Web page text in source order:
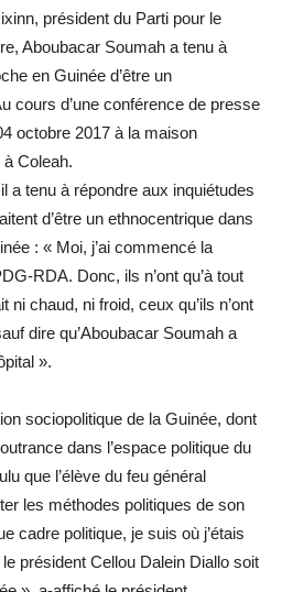
président du Parti pour le
Aboubacar Soumah a tenu à
en Guinée d’être un
Au cours d’une conférence de presse
octobre 2017 à la maison
Coleah.
a tenu à répondre aux inquiétudes
d’être un ethnocentrique dans
: « Moi, j’ai commencé la
RDA. Donc, ils n’ont qu’à tout
chaud, ni froid, ceux qu’ils n’ont
dire qu’Aboubacar Soumah a
».
sociopolitique de la Guinée, dont
dans l’espace politique du
que l’élève du feu général
les méthodes politiques de son
cadre politique, je suis où j’étais
président Cellou Dalein Diallo soit